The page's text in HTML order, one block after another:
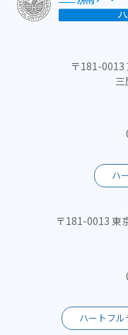
〒181-0013
三
ハ
〒181-0013 東
ハートフ